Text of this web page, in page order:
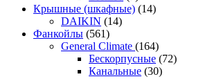
Крышные (шкафные) (14)
DAIKIN (14)
Фанкойлы (561)
General Climate (164)
Бескорпусные (72)
Канальные (30)